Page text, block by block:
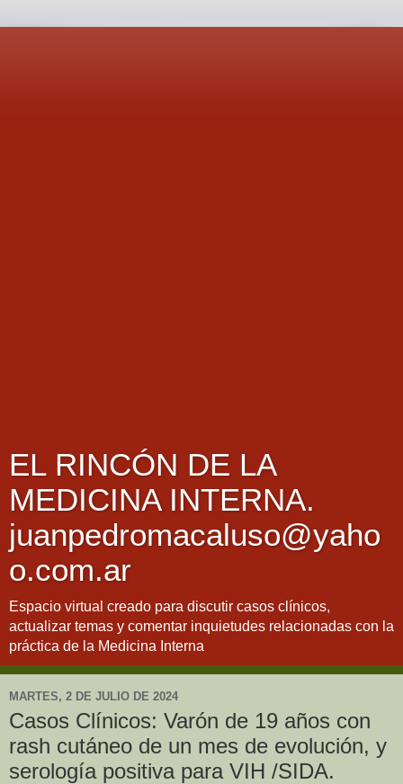
EL RINCÓN DE LA
MEDICINA INTERNA.
juanpedromacaluso@yaho
o.com.ar
Espacio virtual creado para discutir casos clínicos,
actualizar temas y comentar inquietudes relacionadas con la
práctica de la Medicina Interna
MARTES, 2 DE JULIO DE 2024
Casos Clínicos: Varón de 19 años con
rash cutáneo de un mes de evolución, y
serología positiva para VIH /SIDA.